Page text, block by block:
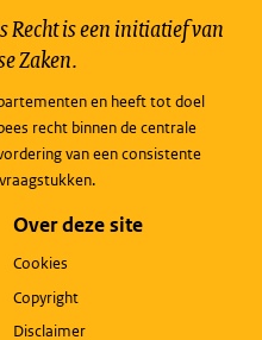
Recht is een initiatief van
Zaken.
en heeft tot doel
recht binnen de centrale
van een consistente
Over deze site
Cookies
Copyright
Disclaimer